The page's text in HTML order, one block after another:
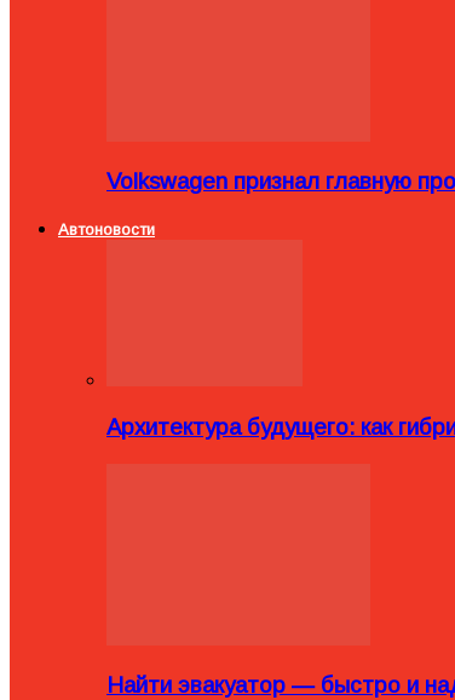
Volkswagen признал главную
Автоновости
Архитектура будущего: как
Найти эвакуатор — быстро и